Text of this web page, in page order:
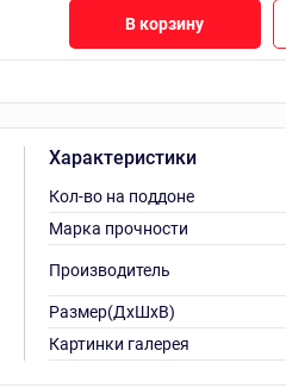
В корзину
Характеристики
Кол-во на поддоне
Марка прочности
Производитель
Размер(ДхШхВ)
Картинки галерея